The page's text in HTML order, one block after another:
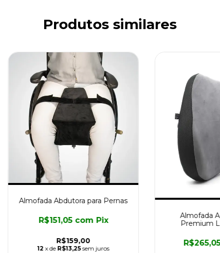
Produtos similares
Almofada Abdutora para Pernas
R$159,00
R$151,05 com Pix
12 x de R$13,25 sem juros
Almofada
Premium